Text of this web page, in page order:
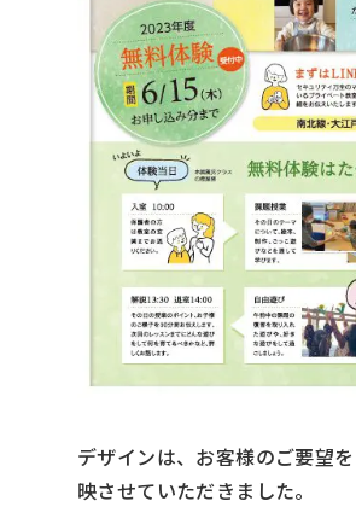
デザインは、お客様のご要望
映させていただきました。